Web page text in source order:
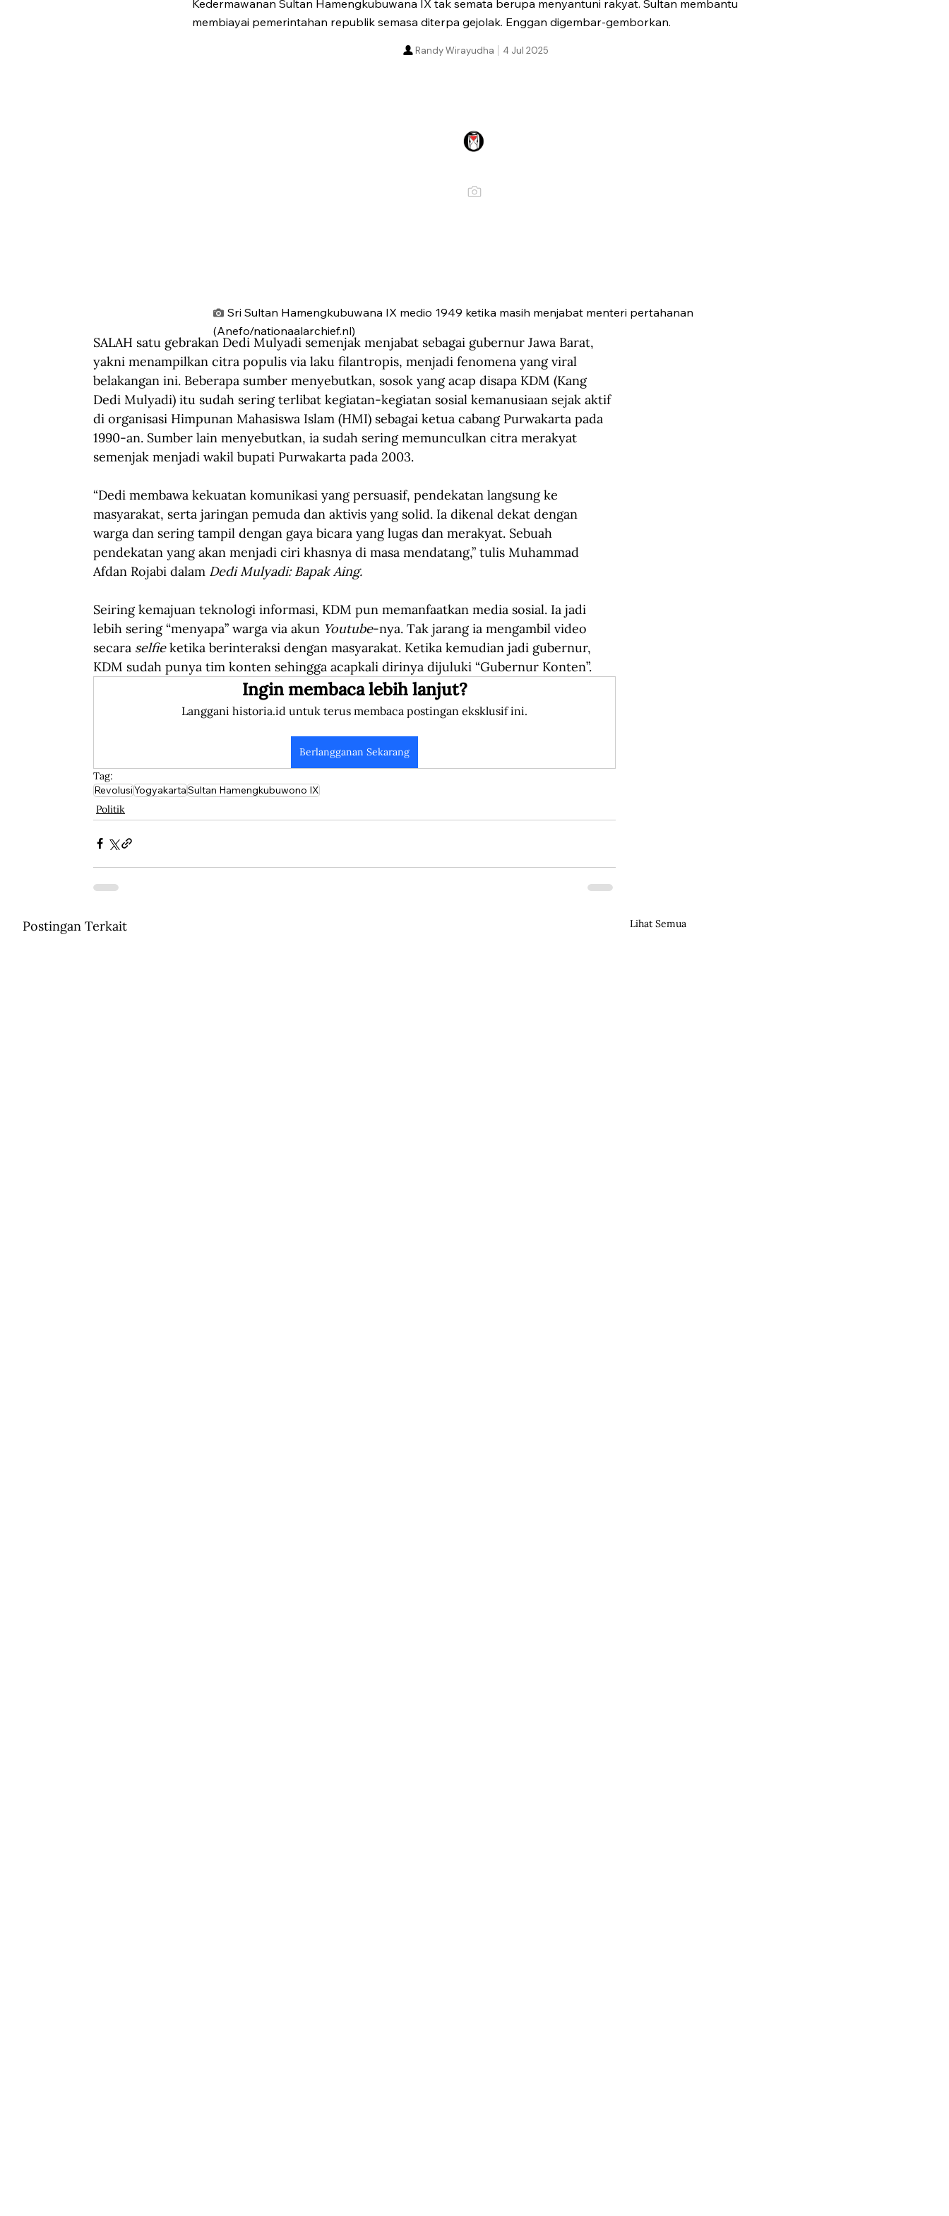
Kedermawanan Sultan Hamengkubuwana IX tak semata berupa menyantuni rakyat. Sultan membantu
membiayai pemerintahan republik semasa diterpa gejolak. Enggan digembar-gemborkan.
4 Jul 2025
Randy Wirayudha
Sri Sultan Hamengkubuwana IX medio 1949 ketika masih menjabat menteri pertahanan
(Anefo/nationaalarchief.nl)
SALAH satu gebrakan Dedi Mulyadi semenjak menjabat sebagai gubernur Jawa Barat,
yakni menampilkan citra populis via laku filantropis, menjadi fenomena yang viral
belakangan ini. Beberapa sumber menyebutkan, sosok yang acap disapa KDM (Kang
Dedi Mulyadi) itu sudah sering terlibat kegiatan-kegiatan sosial kemanusiaan sejak aktif
di organisasi Himpunan Mahasiswa Islam (HMI) sebagai ketua cabang Purwakarta pada
1990-an. Sumber lain menyebutkan, ia sudah sering memunculkan citra merakyat
semenjak menjadi wakil bupati Purwakarta pada 2003.
“Dedi membawa kekuatan komunikasi yang persuasif, pendekatan langsung ke
masyarakat, serta jaringan pemuda dan aktivis yang solid. Ia dikenal dekat dengan
warga dan sering tampil dengan gaya bicara yang lugas dan merakyat. Sebuah
pendekatan yang akan menjadi ciri khasnya di masa mendatang,” tulis Muhammad
Afdan Rojabi dalam Dedi Mulyadi: Bapak Aing.
Seiring kemajuan teknologi informasi, KDM pun memanfaatkan media sosial. Ia jadi
lebih sering “menyapa” warga via akun Youtube-nya. Tak jarang ia mengambil video
secara selfie ketika berinteraksi dengan masyarakat. Ketika kemudian jadi gubernur,
KDM sudah punya tim konten sehingga acapkali dirinya dijuluki “Gubernur Konten”.
Ingin membaca lebih lanjut?
Langgani historia.id untuk terus membaca postingan eksklusif ini.
Berlangganan Sekarang
Tag:
RevolusiYogyakartaSultan Hamengkubuwono IX
Politik
Postingan Terkait Lihat Semua